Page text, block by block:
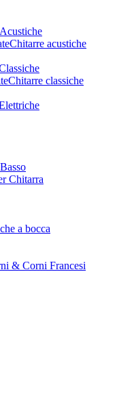
Chitarre acustiche
Chitarre classiche
Chitarra
a bocca
& Corni Francesi